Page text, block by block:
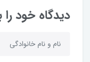
دیدگاه خود را